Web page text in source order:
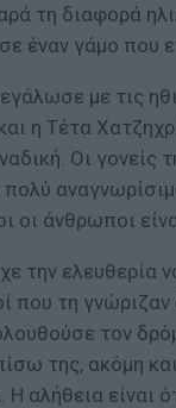
τη διαφορά
έναν γάμο που
με τις
η Τέτα
Οι γονείς
πολύ
οι άνθρωποι
την ελευθερία
που τη
τον
της, ακόμη
αλήθεια είναι